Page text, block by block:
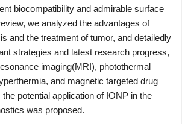
biocompatibility and admirable surface
we analyzed the advantages of
and the treatment of tumor, and detailedly
strategies and latest research progress,
imaging(MRI), photothermal
and magnetic targeted drug
potential application of IONP in the
was proposed.